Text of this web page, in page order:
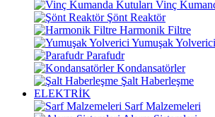
Vinç
Şönt Reaktör
Harmonik Filtre
Yumuşak Yolverici
Parafudr
Kondansatörler
Şalt Haberleşme
ELEKTRİK
Sarf Malzemeleri